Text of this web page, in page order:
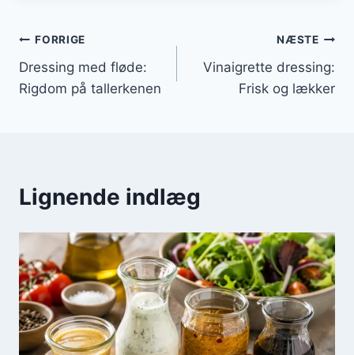
Indlægsnavigation
FORRIGE
Dressing med fløde:
Rigdom på tallerkenen
NÆSTE
Vinaigrette dressing:
Frisk og lækker
Lignende indlæg